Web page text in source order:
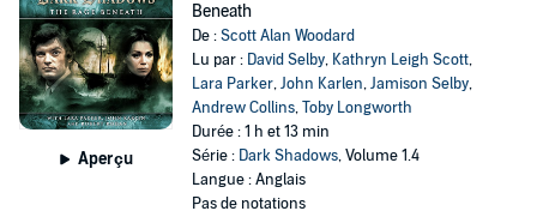
Aperçu
Beneath
De :Scott Alan Woodard
Lu par : David Selby, Kathryn Leigh Scott,
Lara Parker,John Karlen,Jamison Selby,
Andrew Collins,Toby Longworth
Durée : 1 h et 13 min
Série : Dark Shadows, Volume 1.4
Langue : Anglais
Pas de notations